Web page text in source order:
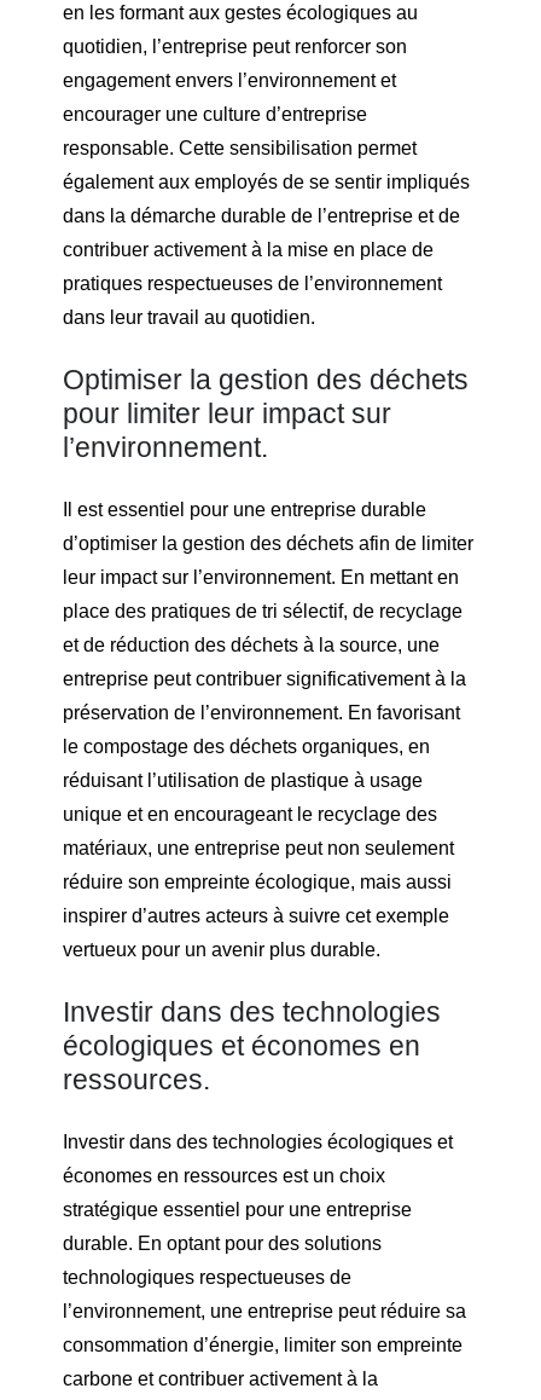
en les formant aux gestes écologiques au
quotidien, l’entreprise peut renforcer son
engagement envers l’environnement et
encourager une culture d’entreprise
responsable. Cette sensibilisation permet
également aux employés de se sentir impliqués
dans la démarche durable de l’entreprise et de
contribuer activement à la mise en place de
pratiques respectueuses de l’environnement
dans leur travail au quotidien.
Optimiser la gestion des déchets
pour limiter leur impact sur
l’environnement.
Il est essentiel pour une entreprise durable
d’optimiser la gestion des déchets afin de limiter
leur impact sur l’environnement. En mettant en
place des pratiques de tri sélectif, de recyclage
et de réduction des déchets à la source, une
entreprise peut contribuer significativement à la
préservation de l’environnement. En favorisant
le compostage des déchets organiques, en
réduisant l’utilisation de plastique à usage
unique et en encourageant le recyclage des
matériaux, une entreprise peut non seulement
réduire son empreinte écologique, mais aussi
inspirer d’autres acteurs à suivre cet exemple
vertueux pour un avenir plus durable.
Investir dans des technologies
écologiques et économes en
ressources.
Investir dans des technologies écologiques et
économes en ressources est un choix
stratégique essentiel pour une entreprise
durable. En optant pour des solutions
technologiques respectueuses de
l’environnement, une entreprise peut réduire sa
consommation d’énergie, limiter son empreinte
carbone et contribuer activement à la